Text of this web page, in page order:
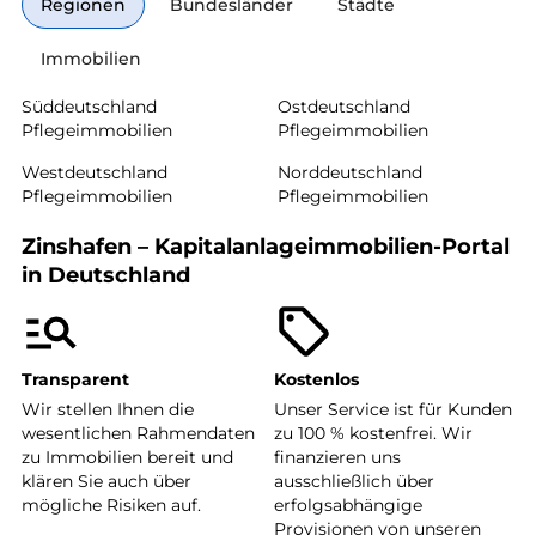
Regionen Bundesländer Städte
Immobilien
Süddeutschland
Pflegeimmobilien
Ostdeutschland
Pflegeimmobilien
Westdeutschland
Pflegeimmobilien
Norddeutschland
Pflegeimmobilien
Zinshafen – Kapitalanlageimmobilien-Portal
in Deutschland
Transparent
Wir stellen Ihnen die
wesentlichen Rahmendaten
zu Immobilien bereit und
klären Sie auch über
mögliche Risiken auf.
Kostenlos
Unser Service ist für Kunden
zu 100 % kostenfrei. Wir
finanzieren uns
ausschließlich über
erfolgsabhängige
Provisionen von unseren